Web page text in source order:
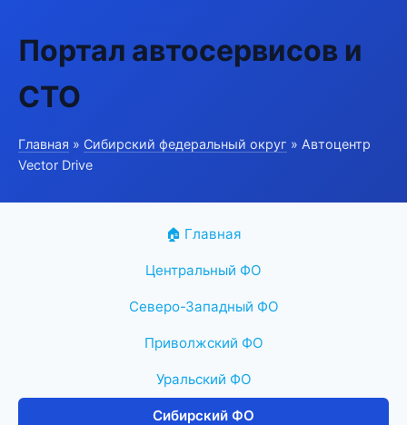
Портал автосервисов и
СТО
Главная » Сибирский федеральный округ » Автоцентр
Vector Drive
🏠 Главная
Центральный ФО
Северо-Западный ФО
Приволжский ФО
Уральский ФО
Сибирский ФО